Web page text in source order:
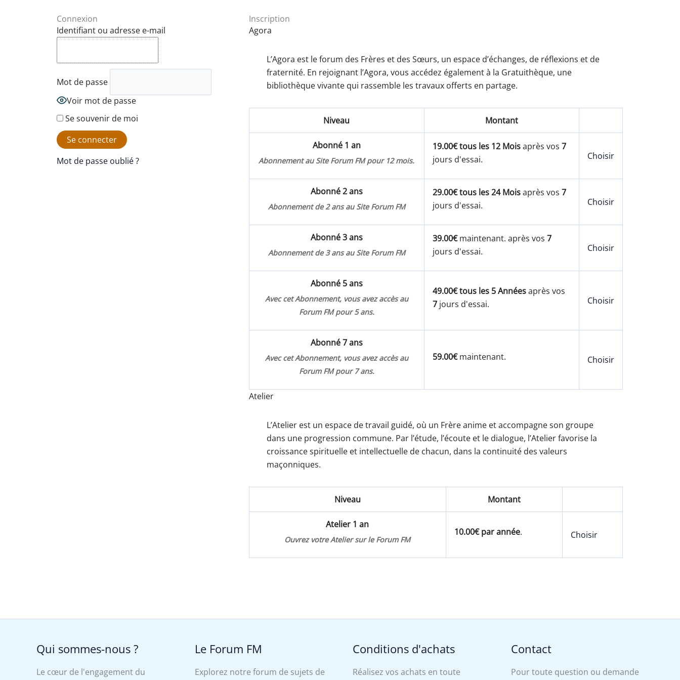
Connexion
Identifiant ou adresse e-mail
Mot de passe
Voir mot de passe
Se souvenir de moi
Mot de passe oublié ?
Inscription
Agora
L’Agora est le forum des Frères et des Sœurs, un espace d’échanges, de réflexions et de
fraternité. En rejoignant l’Agora, vous accédez également à la Gratuithèque, une
bibliothèque vivante qui rassemble les travaux offerts en partage.
Niveau Montant
Abonné 1 an
Abonnement au Site Forum FM pour 12 mois.
19.00€ tous les 12 Moisaprès vos 7
jours d'essai.
Choisir
Abonné 2 ans
Abonnement de 2 ans au Site Forum FM
29.00€ tous les 24 Moisaprès vos 7
jours d'essai.
Choisir
Abonné 3 ans
Abonnement de 3 ans au Site Forum FM
39.00€maintenant. après vos 7
jours d'essai.
Choisir
Abonné 5 ans
Avec cet Abonnement, vous avez accès au
Forum FM pour 5 ans.
49.00€ tous les 5 Annéesaprès vos
7jours d'essai. Choisir
Abonné 7 ans
Avec cet Abonnement, vous avez accès au
Forum FM pour 7 ans.
59.00€maintenant. Choisir
Atelier
L’Atelier est un espace de travail guidé, où un Frère anime et accompagne son groupe
dans une progression commune. Par l’étude, l’écoute et le dialogue, l’Atelier favorise la
croissance spirituelle et intellectuelle de chacun, dans la continuité des valeurs
maçonniques.
Niveau Montant
Atelier 1 an
Ouvrez votre Atelier sur le Forum FM
10.00€ par année. Choisir
Qui sommes-nous ?
Le cœur de l'engagement du
Le Forum FM
Explorez notre forum de sujets de
Conditions d'achats
Réalisez vos achats en toute
Contact
Pour toute question ou demande